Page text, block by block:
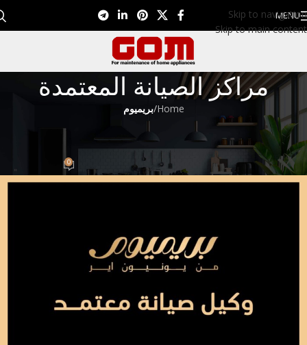
Skip to navigation
Skip to main content
MENU
مراكز الصيانة المعتمدة
Home
/بريميوم
بريميوم
مركز صيانة بريميوم 01099948826
Eman EL NagarOn ديسمبر 11, 2022 0